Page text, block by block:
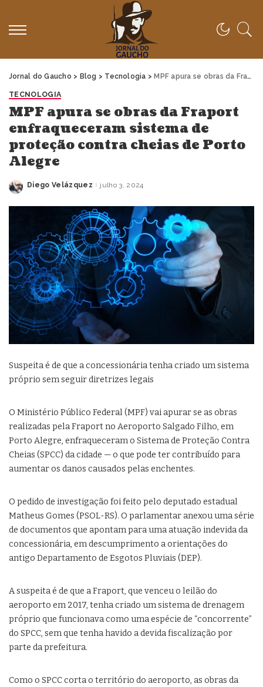
Jornal do Gaucho > Blog > Tecnologia > MPF apura se obras da Fraport enfraqueceram sistema de proteção contra cheias de Porto Alegre
TECNOLOGIA
MPF apura se obras da Fraport
enfraqueceram sistema de
proteção contra cheias de Porto
Alegre
Posted
Diego Velázquez julho 3, 2024
Suspeita é de que a concessionária tenha criado um sistema
próprio sem seguir diretrizes legais
O Ministério Público Federal (MPF) vai apurar se as obras
realizadas pela Fraport no Aeroporto Salgado Filho, em
Porto Alegre, enfraqueceram o Sistema de Proteção Contra
Cheias (SPCC) da cidade — o que pode ter contribuído para
aumentar os danos causados pelas enchentes.
O pedido de investigação foi feito pelo deputado estadual
Matheus Gomes (PSOL-RS). O parlamentar anexou uma série
de documentos que apontam para uma atuação indevida da
concessionária, em descumprimento a orientações do
antigo Departamento de Esgotos Pluviais (DEP).
A suspeita é de que a Fraport, que venceu o leilão do
aeroporto em 2017, tenha criado um sistema de drenagem
próprio que funcionava como uma espécie de “concorrente”
do SPCC, sem que tenha havido a devida fiscalização por
parte da prefeitura.
Como o SPCC corta o território do aeroporto, as obras da